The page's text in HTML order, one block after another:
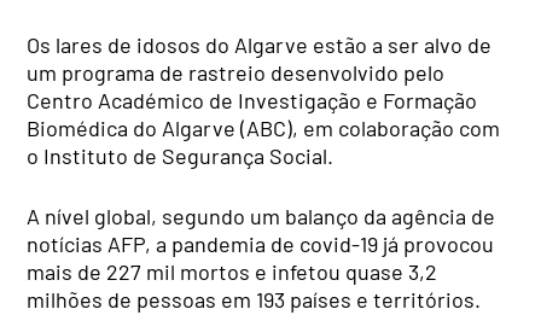
Os lares de idosos do Algarve estão a ser alvo de
um programa de rastreio desenvolvido pelo
Centro Académico de Investigação e Formação
Biomédica do Algarve (ABC), em colaboração com
o Instituto de Segurança Social.
A nível global, segundo um balanço da agência de
notícias AFP, a pandemia de covid-19 já provocou
mais de 227 mil mortos e infetou quase 3,2
milhões de pessoas em 193 países e territórios.